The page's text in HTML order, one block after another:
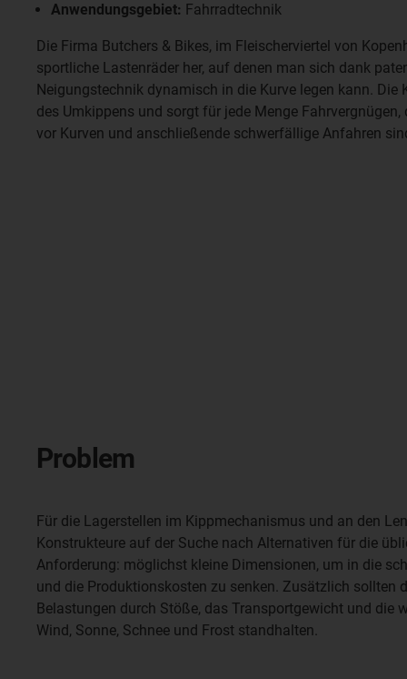
Anwendungsgebiet: Fahrradtechnik
Die Firma Butchers & Bikes, im Fleischerviertel von
sportliche Lastenräder her, auf denen man sich dank
Neigungstechnik dynamisch in die Kurve legen kann. Die
des Umkippens und sorgt für jede Menge
vor Kurven und anschließende schwerfällige Anfahren
Problem
Für die Lagerstellen im Kippmechanismus und an den
Konstrukteure auf der Suche nach Alternativen für die
Anforderung: möglichst kleine Dimensionen, um in die
und die Produktionskosten zu senken. Zusätzlich sollten
Belastungen durch Stöße, das Transportgewicht und die
Wind, Sonne, Schnee und Frost standhalten.